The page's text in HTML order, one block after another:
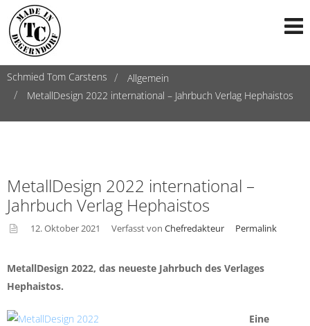
Schmied Tom Carstens
Allgemein
MetallDesign 2022 international – Jahrbuch Verlag Hephaistos
MetallDesign 2022 international –
Jahrbuch Verlag Hephaistos
e
12. Oktober 2021 Verfasst von Chefredakteur Permalink
MetallDesign 2022, das neueste Jahrbuch des Verlages
Hephaistos.
Eine